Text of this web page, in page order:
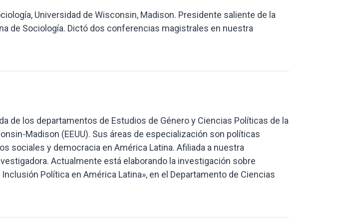
Universidad de Wisconsin, Madison. Presidente saliente de la
de Sociología. Dictó dos conferencias magistrales en nuestra
de los departamentos de Estudios de Género y Ciencias Políticas de la
Madison (EEUU). Sus áreas de especialización son políticas
sociales y democracia en América Latina. Afiliada a nuestra
Actualmente está elaborando la investigación sobre
Inclusión Política en América Latina», en el Departamento de Ciencias